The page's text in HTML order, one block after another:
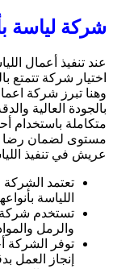
شركة لياسة
عند تنفيذ أعمال
اختيار شركة تتمتع
وهنا تبرز شركة
بالجودة العالية
متكاملة باستخدام
مستوى لضمان رضا
عريش في تنفيذ
تعتمد
اللياسة
تستخدم شركة
والرمل
توفر الشركة
إنجاز العمل